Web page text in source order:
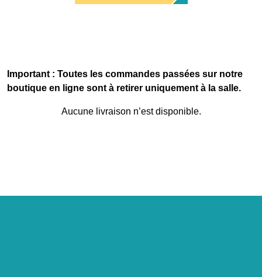
Important : Toutes les commandes passées sur notre
boutique en ligne sont à retirer uniquement à la salle.
Aucune livraison n’est disponible.